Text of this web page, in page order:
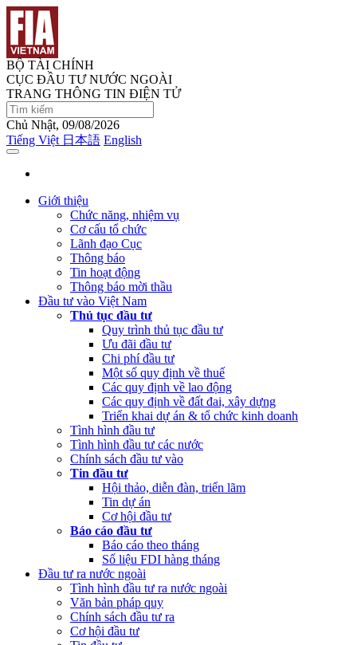
BỘ TÀI CHÍNH
CỤC ĐẦU TƯ NƯỚC NGOÀI
TRANG THÔNG TIN ĐIỆN TỬ
Chủ Nhật, 09/08/2026
Tiếng Việt 日本語 English
Giới thiệu
Chức năng, nhiệm vụ
Cơ cấu tổ chức
Lãnh đạo Cục
Thông báo
Tin hoạt động
Thông báo mời thầu
Đầu tư vào Việt Nam
Thủ tục đầu tư
Quy trình thủ tục đầu tư
Ưu đãi đầu tư
Chi phí đầu tư
Một số quy định về thuế
Các quy định về lao động
Các quy định về đất đai, xây dựng
Triển khai dự án & tổ chức kinh doanh
Tình hình đầu tư
Tình hình đầu tư các nước
Chính sách đầu tư vào
Tin đầu tư
Hội thảo, diễn đàn, triển lãm
Tin dự án
Cơ hội đầu tư
Báo cáo đầu tư
Báo cáo theo tháng
Số liệu FDI hàng tháng
Đầu tư ra nước ngoài
Tình hình đầu tư ra nước ngoài
Văn bản pháp quy
Chính sách đầu tư ra
Cơ hội đầu tư